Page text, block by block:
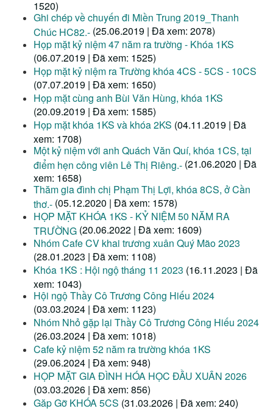
1520)
Ghi chép về chuyến đi Miền Trung 2019_Thanh
Chúc HC82.- (25.06.2019 | Đã xem: 2078)
Họp mặt kỷ niệm 47 năm ra trường - Khóa 1KS
(06.07.2019 | Đã xem: 1525)
Họp mặt kỷ niệm ra Trường khóa 4CS - 5CS - 10CS
(07.07.2019 | Đã xem: 1650)
Họp mặt cùng anh Bùi Văn Hùng, khóa 1KS
(20.09.2019 | Đã xem: 1585)
Họp mặt khóa 1KS và khóa 2KS (04.11.2019 | Đã
xem: 1708)
Một kỷ niệm với anh Quách Văn Quí, khóa 1CS, tại
điểm hẹn công viên Lê Thị Riêng.- (21.06.2020 | Đã
xem: 1658)
Thăm gia đình chị Phạm Thị Lợi, khóa 8CS, ở Cần
thơ.- (05.12.2020 | Đã xem: 1578)
HỌP MẶT KHÓA 1KS - KỶ NIỆM 50 NĂM RA
TRƯỜNG (20.06.2022 | Đã xem: 1609)
Nhóm Cafe CV khai trương xuân Quý Mão 2023
(28.01.2023 | Đã xem: 1108)
Khóa 1KS : Hội ngộ tháng 11 2023 (16.11.2023 | Đã
xem: 1043)
Hội ngộ Thầy Cô Trương Công Hiếu 2024
(03.03.2024 | Đã xem: 1123)
Nhóm Nhỏ gặp lại Thầy Cô Trương Công Hiếu 2024
(26.03.2024 | Đã xem: 1018)
Cafe kỷ niệm 52 năm ra trường khóa 1KS
(29.06.2024 | Đã xem: 948)
HỌP MẶT GIA ĐÌNH HÓA HỌC ĐẦU XUÂN 2026
(03.03.2026 | Đã xem: 856)
Găp Gỡ KHÓA 5CS (31.03.2026 | Đã xem: 240)